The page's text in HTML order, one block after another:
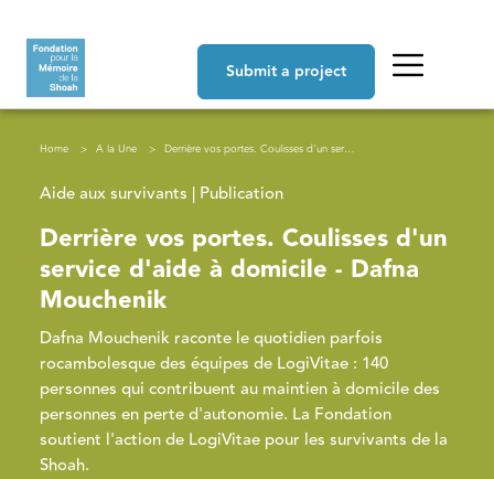
Submit a project
Breadcrumb
Home A la Une Derrière vos portes. Coulisses d'un service d'aide à domicile - Dafna Mouchenik
Aide aux survivants | Publication
Derrière vos portes. Coulisses d'un
service d'aide à domicile - Dafna
Mouchenik
Dafna Mouchenik raconte le quotidien parfois
rocambolesque des équipes de LogiVitae : 140
personnes qui contribuent au maintien à domicile des
personnes en perte d'autonomie. La Fondation
soutient l'action de LogiVitae pour les survivants de la
Shoah.